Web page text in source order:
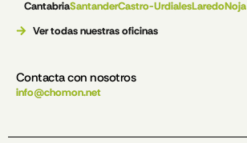
CantabriaSantanderCastro-UrdialesLaredoNoja
Ver todas nuestras oficinas
Contacta con nosotros
info@chomon.net